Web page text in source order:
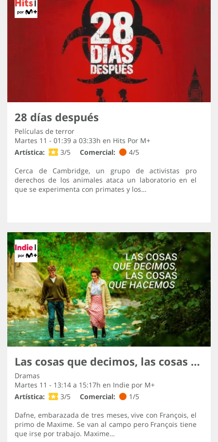
28 días después
Películas de terror
Martes 11 - 01:39 a 03:33h en Hits Por M+
Artística:
3/5 Comercial:
4/5
Cerca de Cambridge, un grupo de activistas pro
derechos de los animales ataca un laboratorio en el
que se experimenta con primates y los…
Las cosas que decimos, las cosas que hacemos
Dramas
Martes 11 - 13:14 a 15:17h en Indie por M+
Artística:
3/5 Comercial:
1/5
Dafne, embarazada de tres meses, vive con François, el
primo de Maxime. Se van al campo pero François tiene
que irse por trabajo. Maxime…